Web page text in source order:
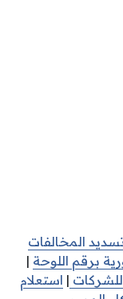
المخالفات
برقم اللوحة |
للشركات | استعلام